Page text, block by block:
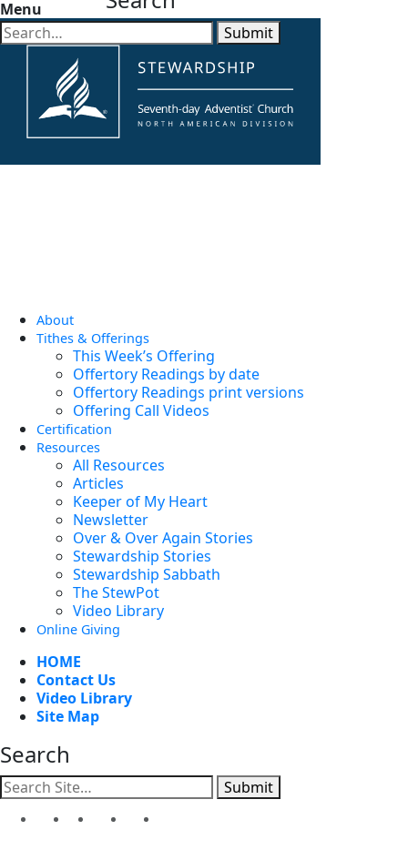
Menu
About
Tithes & Offerings
This Week’s Offering
Offertory Readings by date
Offertory Readings print versions
Offering Call Videos
Certification
Resources
All Resources
Articles
Keeper of My Heart
Newsletter
Over & Over Again Stories
Stewardship Stories
Stewardship Sabbath
The StewPot
Video Library
Online Giving
HOME
Contact Us
Video Library
Site Map
Search
Submit
Submit